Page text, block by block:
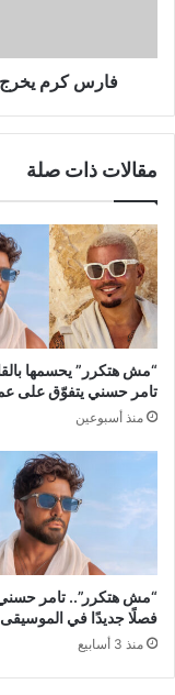
فارس كرم
مقالات ذات صلة
“مش هتكرر” يحسمها
تامر حسني يتفوّق على
منذ أسبوعين
“مش هتكرر”.. تامر
فصلًا جديدًا في الموسيقى
منذ 3 أسابيع